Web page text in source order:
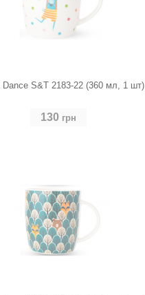
S&T 2183-22 (360 мл, 1 шт)
130 грн